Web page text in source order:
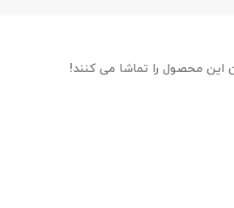
این محصول را تماشا می کنند!